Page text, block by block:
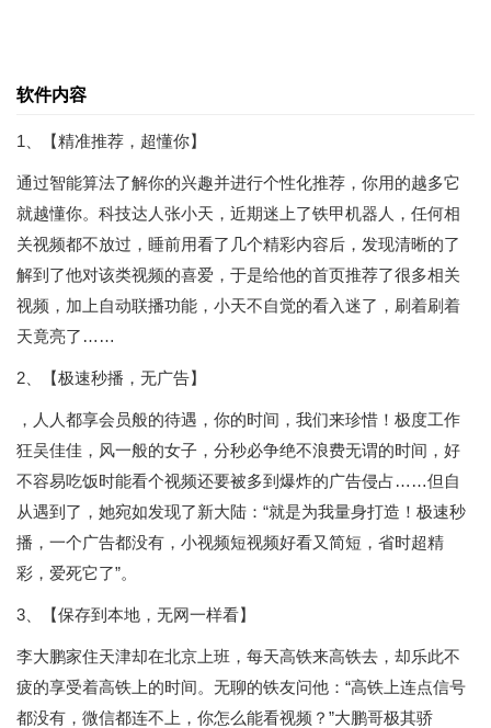
软件内容
1、【精准推荐，超懂你】
通过智能算法了解你的兴趣并进行个性化推荐，你用的越多它
就越懂你。科技达人张小天，近期迷上了铁甲机器人，任何相
关视频都不放过，睡前用看了几个精彩内容后，发现清晰的了
解到了他对该类视频的喜爱，于是给他的首页推荐了很多相关
视频，加上自动联播功能，小天不自觉的看入迷了，刷着刷着
天竟亮了……
2、【极速秒播，无广告】
，人人都享会员般的待遇，你的时间，我们来珍惜！极度工作
狂吴佳佳，风一般的女子，分秒必争绝不浪费无谓的时间，好
不容易吃饭时能看个视频还要被多到爆炸的广告侵占……但自
从遇到了，她宛如发现了新大陆：“就是为我量身打造！极速秒
播，一个广告都没有，小视频短视频好看又简短，省时超精
彩，爱死它了”。
3、【保存到本地，无网一样看】
李大鹏家住天津却在北京上班，每天高铁来高铁去，却乐此不
疲的享受着高铁上的时间。无聊的铁友问他：“高铁上连点信号
都没有，微信都连不上，你怎么能看视频？”大鹏哥极其骄